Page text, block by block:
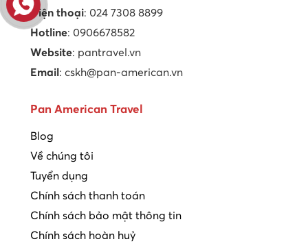
Điện thoại: 024 7308 8899
Hotline: 0906678582
Website: pantravel.vn
Email : cskh@pan-american.vn
Pan American Travel
Blog
Về chúng tôi
Tuyển dụng
Chính sách thanh toán
Chính sách bảo mật thông tin
Chính sách hoàn huỷ